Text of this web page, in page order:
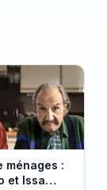
ménages :
et Issa